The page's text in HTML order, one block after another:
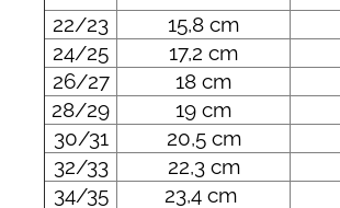
22/23 15,8 cm
24/25
17,2 cm
26/27
18 cm
28/29
19 cm
30/31
20,5 cm
32/33
22,3 cm
34/35
23,4 cm